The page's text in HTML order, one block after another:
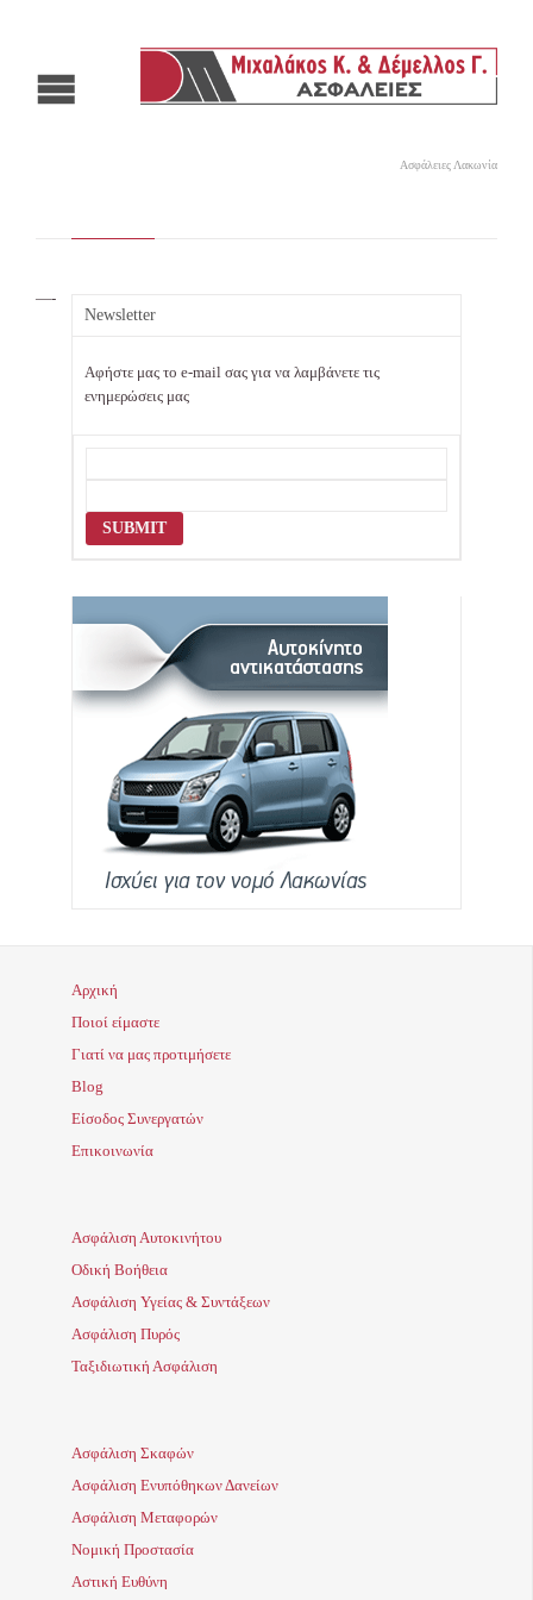
Ασφάλειες Λακωνία
—-
Newsletter
Αφήστε μας το e-mail σας για να λαμβάνετε τις
ενημερώσεις μας
Αρχική
Ποιοί είμαστε
Γιατί να μας προτιμήσετε
Blog
Είσοδος Συνεργατών
Επικοινωνία
Ασφάλιση Αυτοκινήτου
Οδική Βοήθεια
Ασφάλιση Υγείας & Συντάξεων
Ασφάλιση Πυρός
Ταξιδιωτική Ασφάλιση
Ασφάλιση Σκαφών
Ασφάλιση Ενυπόθηκων Δανείων
Ασφάλιση Μεταφορών
Νομική Προστασία
Αστική Ευθύνη